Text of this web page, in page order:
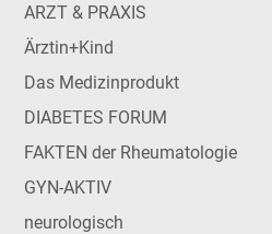
ARZT & PRAXIS
Ärztin+Kind
Das Medizinprodukt
DIABETES FORUM
FAKTEN der Rheumatologie
GYN-AKTIV
neurologisch